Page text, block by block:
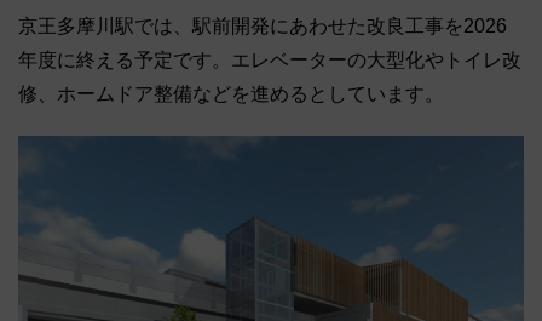
京王多摩川駅では、駅前開発にあわせた改良工事を2026
年度に終える予定です。エレベーターの大型化やトイレ改
修、ホームドア整備などを進めるとしています。